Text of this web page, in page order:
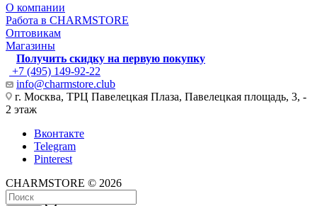
О компании
Работа в CHARMSTORE
Оптовикам
Магазины
Получить скидку на первую покупку
+7 (495) 149-92-22
info@charmstore.club
г. Москва, ТРЦ Павелецкая Плаза, Павелецкая площадь, 3, -
2 этаж
Вконтакте
Telegram
Pinterest
CHARMSTORE © 2026